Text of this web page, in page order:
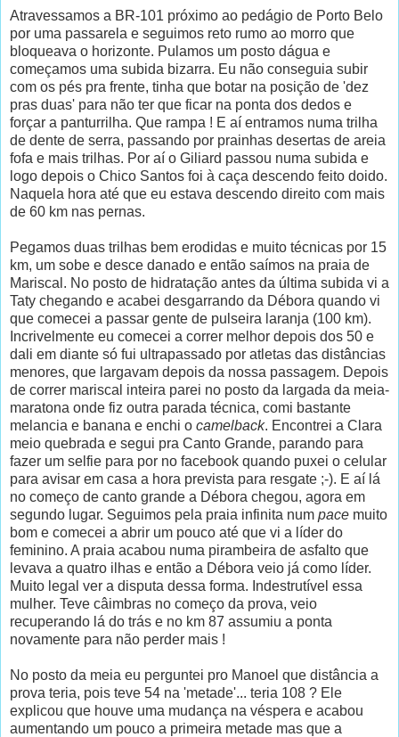
Atravessamos a BR-101 próximo ao pedágio de Porto Belo
por uma passarela e seguimos reto rumo ao morro que
bloqueava o horizonte. Pulamos um posto dágua e
começamos uma subida bizarra. Eu não conseguia subir
com os pés pra frente, tinha que botar na posição de 'dez
pras duas' para não ter que ficar na ponta dos dedos e
forçar a panturrilha. Que rampa ! E aí entramos numa trilha
de dente de serra, passando por prainhas desertas de areia
fofa e mais trilhas. Por aí o Giliard passou numa subida e
logo depois o Chico Santos foi à caça descendo feito doido.
Naquela hora até que eu estava descendo direito com mais
de 60 km nas pernas.
Pegamos duas trilhas bem erodidas e muito técnicas por 15
km, um sobe e desce danado e então saímos na praia de
Mariscal. No posto de hidratação antes da última subida vi a
Taty chegando e acabei desgarrando da Débora quando vi
que comecei a passar gente de pulseira laranja (100 km).
Incrivelmente eu comecei a correr melhor depois dos 50 e
dali em diante só fui ultrapassado por atletas das distâncias
menores, que largavam depois da nossa passagem. Depois
de correr mariscal inteira parei no posto da largada da meia-
maratona onde fiz outra parada técnica, comi bastante
melancia e banana e enchi o camelback. Encontrei a Clara
meio quebrada e segui pra Canto Grande, parando para
fazer um selfie para por no facebook quando puxei o celular
para avisar em casa a hora prevista para resgate ;-). E aí lá
no começo de canto grande a Débora chegou, agora em
segundo lugar. Seguimos pela praia infinita num pace muito
bom e comecei a abrir um pouco até que vi a líder do
feminino. A praia acabou numa pirambeira de asfalto que
levava a quatro ilhas e então a Débora veio já como líder.
Muito legal ver a disputa dessa forma. Indestrutível essa
mulher. Teve câimbras no começo da prova, veio
recuperando lá do trás e no km 87 assumiu a ponta
novamente para não perder mais !
No posto da meia eu perguntei pro Manoel que distância a
prova teria, pois teve 54 na 'metade'... teria 108 ? Ele
explicou que houve uma mudança na véspera e acabou
aumentando um pouco a primeira metade mas que a